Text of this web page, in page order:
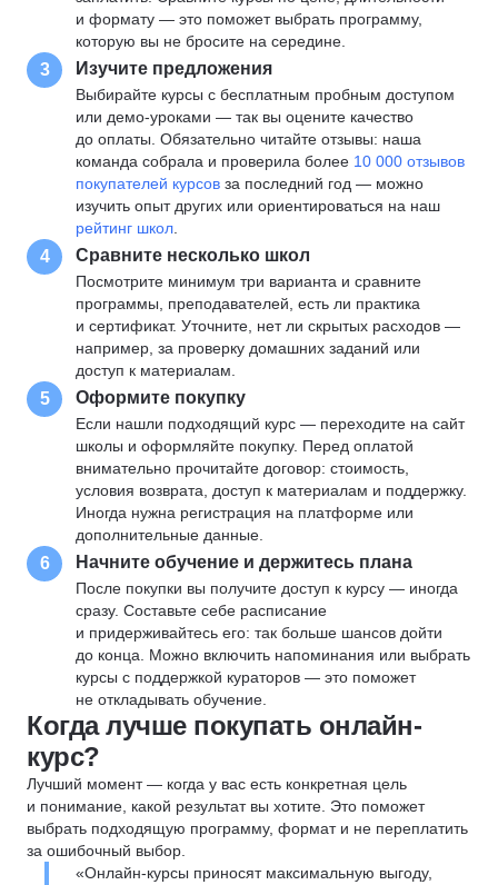
и формату — это поможет выбрать программу,
которую вы не бросите на середине.
3 Изучите предложения
Выбирайте курсы с бесплатным пробным доступом
или демо-уроками — так вы оцените качество
до оплаты. Обязательно читайте отзывы: наша
команда собрала и проверила более 10 000 отзывов
покупателей курсов за последний год — можно
изучить опыт других или ориентироваться на наш
рейтинг школ
4 Сравните несколько школ
Посмотрите минимум три варианта и сравните
программы, преподавателей, есть ли практика
и сертификат. Уточните, нет ли скрытых расходов —
например, за проверку домашних заданий или
доступ к материалам.
5 Оформите покупку
Если нашли подходящий курс — переходите на сайт
школы и оформляйте покупку. Перед оплатой
внимательно прочитайте договор: стоимость,
условия возврата, доступ к материалам и поддержку.
Иногда нужна регистрация на платформе или
дополнительные данные.
6 Начните обучение и держитесь плана
После покупки вы получите доступ к курсу — иногда
сразу. Составьте себе расписание
и придерживайтесь его: так больше шансов дойти
до конца. Можно включить напоминания или выбрать
курсы с поддержкой кураторов — это поможет
не откладывать обучение.
Когда лучше покупать онлайн-
курс?
Лучший момент — когда у вас есть конкретная цель
и понимание, какой результат вы хотите. Это поможет
выбрать подходящую программу, формат и не переплатить
за ошибочный выбор.
«Онлайн-курсы приносят максимальную выгоду,